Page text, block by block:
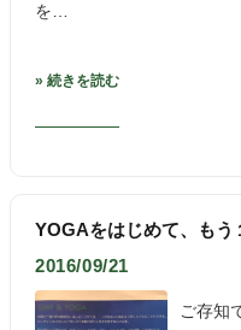
を…
» 続きを読む
YOGAをはじめて、もう
2016/09/21
ご存知